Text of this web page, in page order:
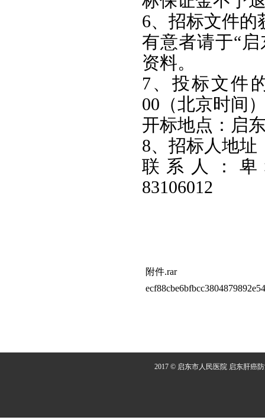
6、招标文件的
有意者请于“
资料。
7、投标文件
00（北京时间
开标地点：启
8、招标人地址
联系人
附件.rar
2017 © 启东市人民医院 启东肝癌